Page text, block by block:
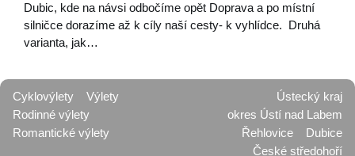
Dubic, kde na návsi odbočíme opět Doprava a po místní
silničce dorazíme až k cíly naší cesty- k vyhlídce. Druhá
varianta, jak…
Cyklovýlety
Výlety
Rodinné výlety
Romantické výlety
Ústecký kraj
okres Ústí nad Labem
Řehlovice
Dubice
České středohoří